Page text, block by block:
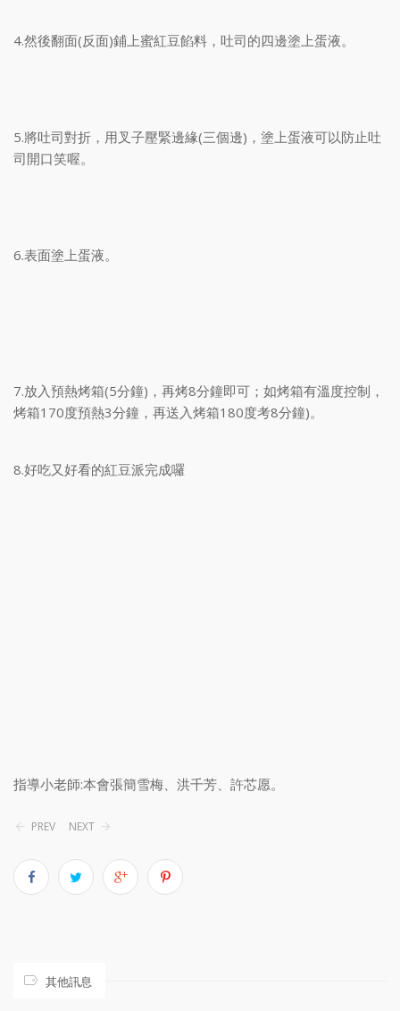
4.然後翻面(反面)鋪上蜜紅豆餡料，吐司的四邊塗上蛋液。
5.將吐司對折，用叉子壓緊邊緣(三個邊)，塗上蛋液可以防止吐
司開口笑喔。
6.表面塗上蛋液。
7.放入預熱烤箱(5分鐘)，再烤8分鐘即可；如烤箱有溫度控制，
烤箱170度預熱3分鐘，再送入烤箱180度考8分鐘)。
8.好吃又好看的紅豆派完成囉
指導小老師:本會張簡雪梅、洪千芳、許芯愿。
PREV NEXT
其他訊息